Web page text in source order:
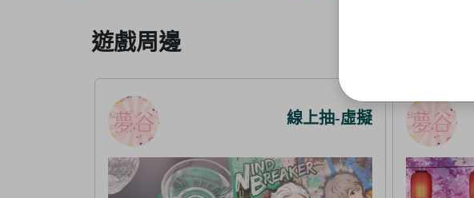
遊戲周邊
線上抽-虛擬